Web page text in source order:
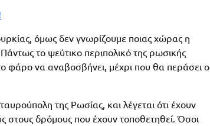
όμως δεν γνωρίζουμε ποιας χώρας η
το ψεύτικο περιπολικό της ρωσικής
φάρο να αναβοσβήνει, μέχρι που θα περάσει ο
της Ρωσίας, και λέγεται ότι έχουν
στους δρόμους που έχουν τοποθετηθεί. Όσοι